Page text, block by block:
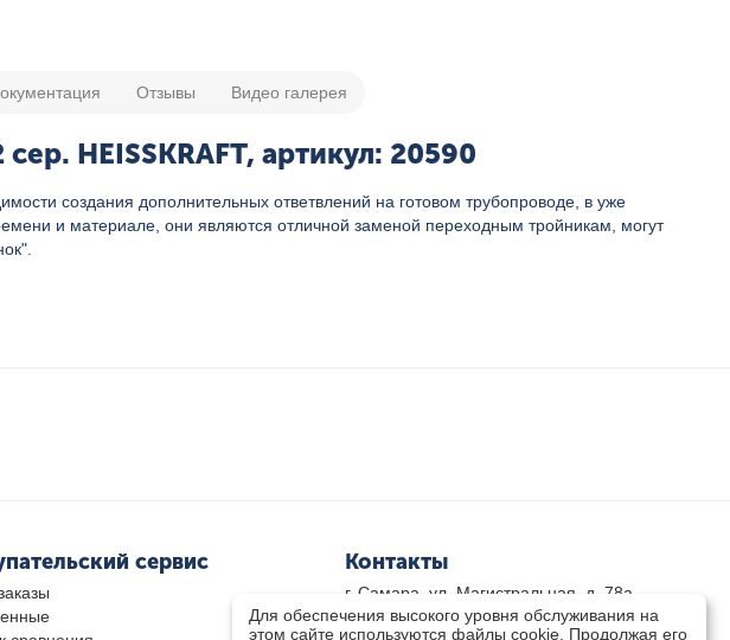
Отзывы Видео галерея
HEISSKRAFT, артикул: 20590
создания дополнительных ответвлений на готовом трубопроводе, в уже
и материале, они являются отличной заменой переходным тройникам, могут
сервис Контакты
г. Самара, ул. Магистральная, д. 78а
8 800-333-33-79(звонок бесплатный)
Для обеспечения высокого уровня обслуживания на
этом сайте используются файлы cookie. Продолжая его